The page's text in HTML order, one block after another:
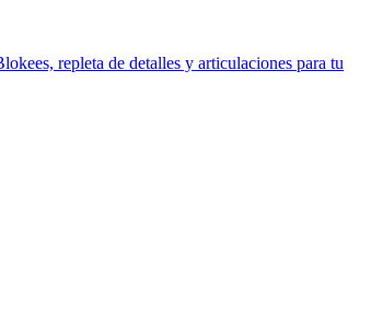
repleta de detalles y articulaciones para tu